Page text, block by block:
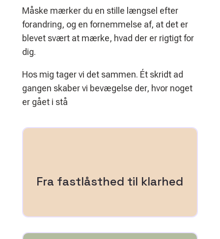
Måske mærker du en stille længsel efter
forandring, og en fornemmelse af, at det er
blevet svært at mærke, hvad der er rigtigt for
dig.
Hos mig tager vi det sammen. Ét skridt ad
gangen skaber vi bevægelse der, hvor noget
er gået i stå
Fra fastlåsthed til klarhed
mønstrene tydeligt og finde dit næste skridt.